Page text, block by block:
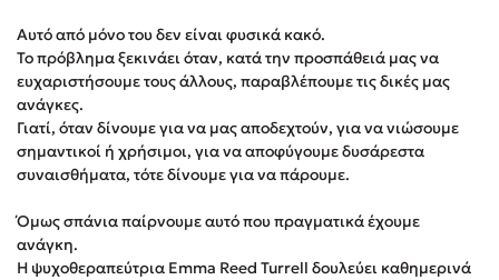
Mimi Matthews
Benzamin Bécue
Rebecca Yarros
Teo Benedetti
Τζένη Κουτσοδημητροπούλου
Ali Hazelwood
Cori Doerrfeld
Αυτό από μόνο του δεν είναι φυσικά κακό.
Το πρόβλημα ξεκινάει όταν, κατά την προσπάθειά μας να
ευχαριστήσουμε τους άλλους, παραβλέπουμε τις δικές μας
ανάγκες.
Γιατί, όταν δίνουμε για να μας αποδεχτούν, για να νιώσουμε
σημαντικοί ή χρήσιμοι, για να αποφύγουμε δυσάρεστα
συναισθήματα, τότε δίνουμε για να πάρουμε.
Όμως σπάνια παίρνουμε αυτό που πραγματικά έχουμε
ανάγκη.
Η ψυχοθεραπεύτρια Emma Reed Turrell δουλεύει καθημερινά